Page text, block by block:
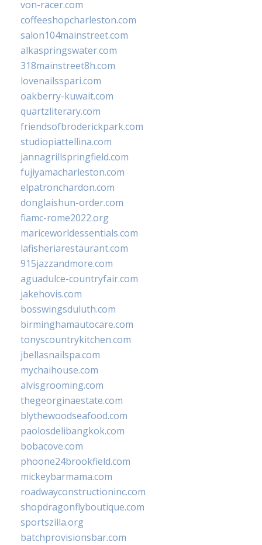
von-racer.com
coffeeshopcharleston.com
salon104mainstreet.com
alkaspringswater.com
318mainstreet8h.com
lovenailsspari.com
oakberry-kuwait.com
quartzliterary.com
friendsofbroderickpark.com
studiopiattellina.com
jannagrillspringfield.com
fujiyamacharleston.com
elpatronchardon.com
donglaishun-order.com
fiamc-rome2022.org
mariceworldessentials.com
lafisheriarestaurant.com
915jazzandmore.com
aguadulce-countryfair.com
jakehovis.com
bosswingsduluth.com
birminghamautocare.com
tonyscountrykitchen.com
jbellasnailspa.com
mychaihouse.com
alvisgrooming.com
thegeorginaestate.com
blythewoodseafood.com
paolosdelibangkok.com
bobacove.com
phoone24brookfield.com
mickeybarmama.com
roadwayconstructioninc.com
shopdragonflyboutique.com
sportszilla.org
batchprovisionsbar.com